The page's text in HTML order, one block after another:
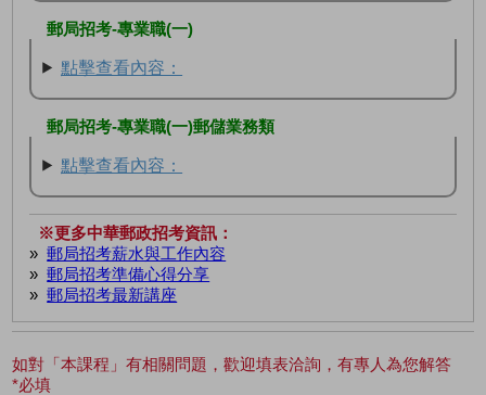
郵局招考-專業職(一)
點擊查看內容：
郵局招考-專業職(一)郵儲業務類
點擊查看內容：
※更多中華郵政招考資訊：
» 郵局招考薪水與工作內容
» 郵局招考準備心得分享
» 郵局招考最新講座
如對「本課程」有相關問題，歡迎填表洽詢，有專人為您解答
*必填